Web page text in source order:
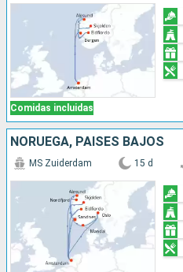
Comidas incluidas
NORUEGA, PAISES BAJOS
MS Zuiderdam 15 d